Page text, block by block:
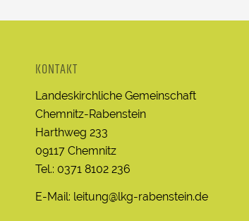
KONTAKT
Landeskirchliche Gemeinschaft
Chemnitz-Rabenstein
Harthweg 233
09117 Chemnitz
Tel.: 0371 8102 236
E-Mail: leitung@lkg-rabenstein.de